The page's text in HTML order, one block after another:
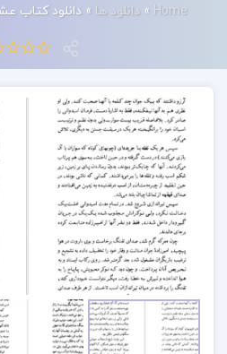
Home
» دانلود ها » دانلود کتاب